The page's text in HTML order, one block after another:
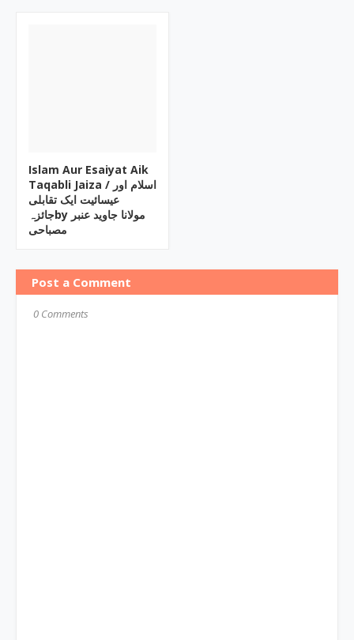
Islam Aur Esaiyat Aik
Taqabli Jaiza / اسلام اور
عیسائیت ایک تقابلی
جائزہby مولانا جاوید عنبر
مصباحی
Post a Comment
0 Comments